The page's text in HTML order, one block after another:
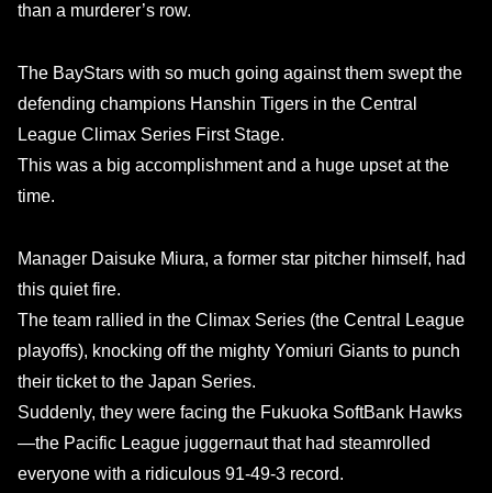
than a murderer’s row.
The BayStars with so much going against them swept the
defending champions Hanshin Tigers in the Central
League Climax Series First Stage.
This was a big accomplishment and a huge upset at the
time.
Manager Daisuke Miura, a former star pitcher himself, had
this quiet fire.
The team rallied in the Climax Series (the Central League
playoffs), knocking off the mighty Yomiuri Giants to punch
their ticket to the Japan Series.
Suddenly, they were facing the Fukuoka SoftBank Hawks
—the Pacific League juggernaut that had steamrolled
everyone with a ridiculous 91-49-3 record.